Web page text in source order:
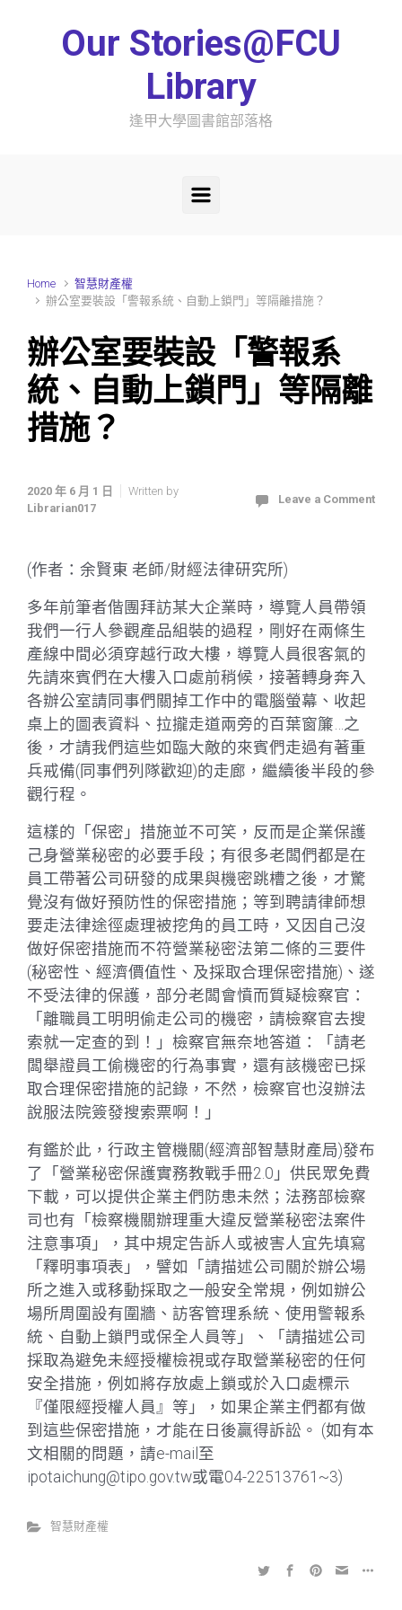
Our Stories@FCU
Library
逢甲大學圖書館部落格
Home
智慧財產權
辦公室要裝設「警報系統、自動上鎖門」等隔離措施？
辦公室要裝設「警報系
統、自動上鎖門」等隔離
措施？
2020 年 6 月 1 日
Written by
Librarian017
Leave a Comment
(作者：余賢東 老師/財經法律研究所)
多年前筆者偕團拜訪某大企業時，導覽人員帶領
我們一行人參觀產品組裝的過程，剛好在兩條生
產線中間必須穿越行政大樓，導覽人員很客氣的
先請來賓們在大樓入口處前稍候，接著轉身奔入
各辦公室請同事們關掉工作中的電腦螢幕、收起
桌上的圖表資料、拉攏走道兩旁的百葉窗簾…之
後，才請我們這些如臨大敵的來賓們走過有著重
兵戒備(同事們列隊歡迎)的走廊，繼續後半段的參
觀行程。
這樣的「保密」措施並不可笑，反而是企業保護
己身營業秘密的必要手段；有很多老闆們都是在
員工帶著公司研發的成果與機密跳槽之後，才驚
覺沒有做好預防性的保密措施；等到聘請律師想
要走法律途徑處理被挖角的員工時，又因自己沒
做好保密措施而不符營業秘密法第二條的三要件
(秘密性、經濟價值性、及採取合理保密措施)、遂
不受法律的保護，部分老闆會憤而質疑檢察官：
「離職員工明明偷走公司的機密，請檢察官去搜
索就一定查的到！」檢察官無奈地答道：「請老
闆舉證員工偷機密的行為事實，還有該機密已採
取合理保密措施的記錄，不然，檢察官也沒辦法
說服法院簽發搜索票啊！」
有鑑於此，行政主管機關(經濟部智慧財產局)發布
了「營業秘密保護實務教戰手冊2.0」供民眾免費
下載，可以提供企業主們防患未然；法務部檢察
司也有「檢察機關辦理重大違反營業秘密法案件
注意事項」，其中規定告訴人或被害人宜先填寫
「釋明事項表」，譬如「請描述公司關於辦公場
所之進入或移動採取之一般安全常規，例如辦公
場所周圍設有圍牆、訪客管理系統、使用警報系
統、自動上鎖門或保全人員等」、「請描述公司
採取為避免未經授權檢視或存取營業秘密的任何
安全措施，例如將存放處上鎖或於入口處標示
『僅限經授權人員』等」，如果企業主們都有做
到這些保密措施，才能在日後贏得訴訟。 (如有本
文相關的問題，請e-mail至
ipotaichung@tipo.gov.tw或電04-22513761~3)
智慧財產權